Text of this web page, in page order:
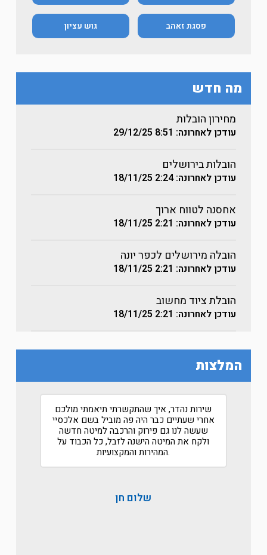
פסגת זאהב גוש עציון
מה חדש
מחירון הובלות
עודכן לאחרונה: 8:51 29/12/25
הובלות בירושלים
עודכן לאחרונה: 2:24 18/11/25
אחסנה לטווח ארוך
עודכן לאחרונה: 2:21 18/11/25
הובלה מירושלים לכפר יונה
עודכן לאחרונה: 2:21 18/11/25
הובלת ציוד מחשוב
עודכן לאחרונה: 2:21 18/11/25
המלצות
שירות נהדר, איך
אחרי שעתיים כבר היה
שעשה לנו גם פירוק
ולקח את המיטה הישנה
חשבתי שאי פעם אני אכתוב המלצה על
הובלות אבל מגיע לכם מכל הלב הייתם
תודה לכם